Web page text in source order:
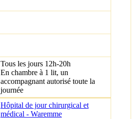
Tous les jours 12h-20h
En chambre à 1 lit, un
accompagnant autorisé toute la
journée
Hôpital de jour chirurgical et
médical - Waremme